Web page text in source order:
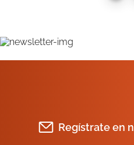
Regístrate en